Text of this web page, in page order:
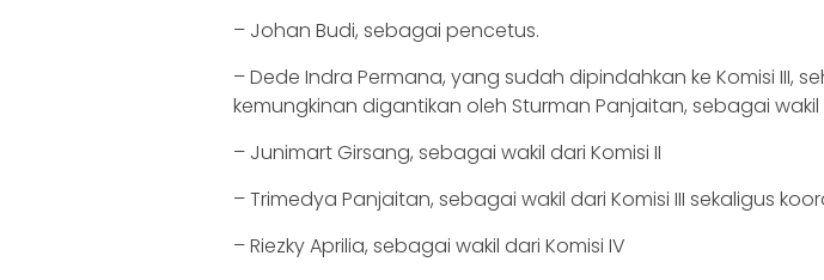
– Johan Budi, sebagai pencetus.
– Dede Indra Permana, yang sudah dipindahkan ke Komisi III,
kemungkinan digantikan oleh Sturman Panjaitan, sebagai wakil
– Junimart Girsang, sebagai wakil dari Komisi II
– Trimedya Panjaitan, sebagai wakil dari Komisi III sekaligus
– Riezky Aprilia, sebagai wakil dari Komisi IV